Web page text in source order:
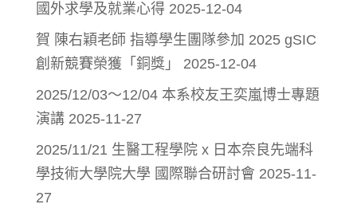
國外求學及就業心得 2025-12-04
賀 陳右穎老師 指導學生團隊參加 2025 gSIC
創新競賽榮獲「銅獎」
2025-12-04
2025/12/03～12/04 本系校友王奕嵐博士專題
演講 2025-11-27
2025/11/21 生醫工程學院 x 日本奈良先端科
學技術大學院大學 國際聯合研討會 2025-11-
27